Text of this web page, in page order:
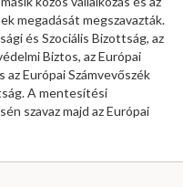
megadását megszavazták.
és Szociális Bizottság, az
Biztos, az Európai
az Európai Számvevőszék
A mentesítési
szavaz majd az Európai